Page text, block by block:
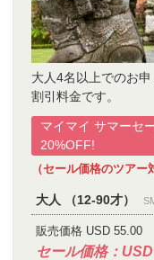
大人4名以上でのお
割引料金です。
マイマイ サマーセ
20%OFF!
（セール価格のツアー
大人 （12-90才）
販売価格 USD 55.00
セール価格：